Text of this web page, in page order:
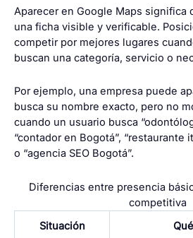
Aparecer en Google Maps significa
una ficha visible y verificable.
competir por mejores lugares
buscan una categoría, servicio o
Por ejemplo, una empresa puede
busca su nombre exacto, pero no
cuando un usuario busca
“contador en Bogotá”, “restaurante
o “agencia SEO Bogotá”.
Diferencias entre presencia
competitiva
Situación